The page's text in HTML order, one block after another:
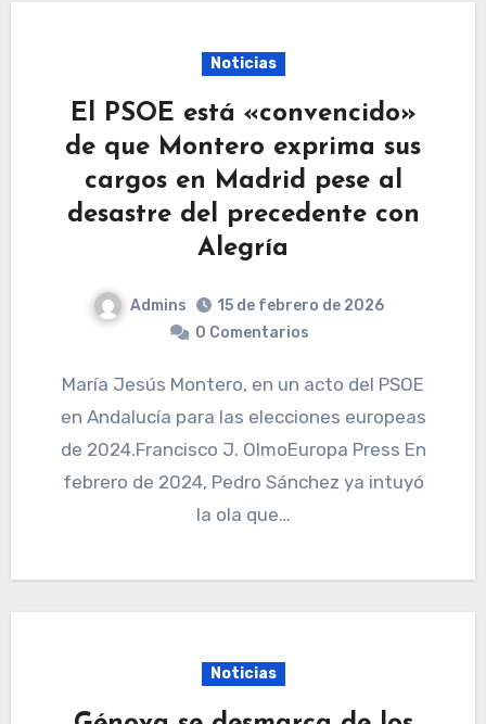
Noticias
El PSOE está «convencido»
de que Montero exprima sus
cargos en Madrid pese al
desastre del precedente con
Alegría
Admins
15 de febrero de 2026
0 Comentarios
María Jesús Montero, en un acto del PSOE
en Andalucía para las elecciones europeas
de 2024.Francisco J. OlmoEuropa Press En
febrero de 2024, Pedro Sánchez ya intuyó
la ola que…
Noticias